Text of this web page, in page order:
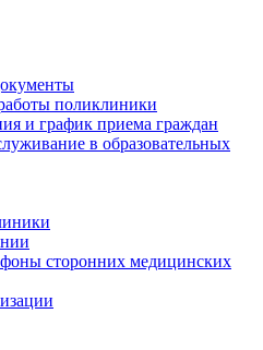
поликлиники
и график приема граждан
в образовательных
сторонних медицинских